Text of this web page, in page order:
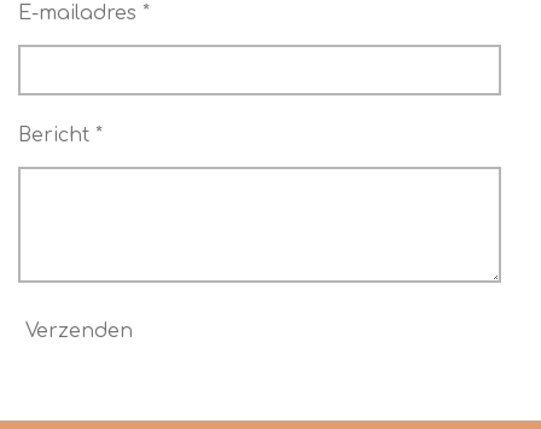
E-mailadres *
Bericht *
Verzenden